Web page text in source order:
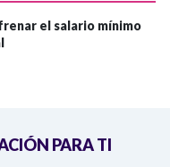
el salario mínimo
PARA TI